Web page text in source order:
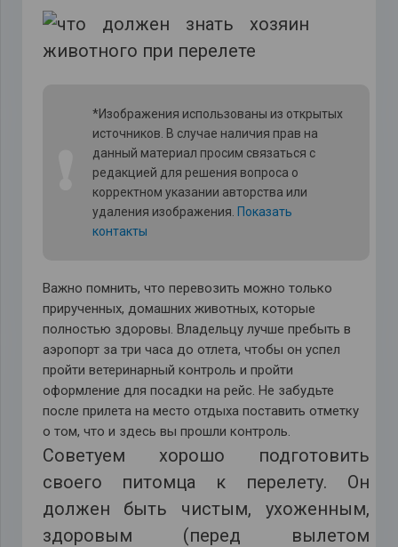
*Изображения использованы из открытых
источников. В случае наличия прав на
данный материал просим связаться с
редакцией для решения вопроса о
корректном указании авторства или
удаления изображения. Показать
контакты
Важно помнить, что перевозить можно только
прирученных, домашних животных, которые
полностью здоровы. Владельцу лучше пребыть в
аэропорт за три часа до отлета, чтобы он успел
пройти ветеринарный контроль и пройти
оформление для посадки на рейс. Не забудьте
после прилета на место отдыха поставить отметку
о том, что и здесь вы прошли контроль.
Советуем хорошо подготовить
своего питомца к перелету. Он
должен быть чистым, ухоженным,
здоровым (перед вылетом